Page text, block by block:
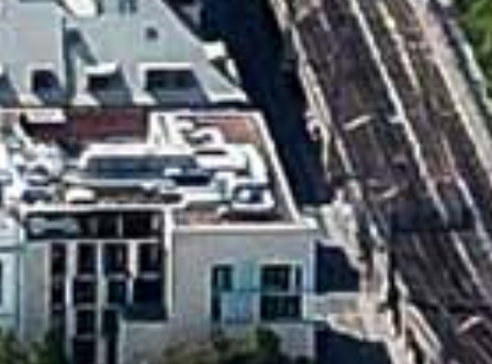
Demonstration für ein
Ende der atomaren
Kooperationen
mit Russland
Lingen, 15.04.2023
Demonstration für eine
bäuerliche Agrarwirtschaft
Berlin, 20.01.2024